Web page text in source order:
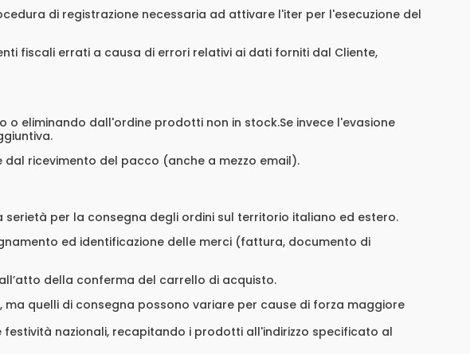
di registrazione necessaria ad attivare l'iter per l'esecuzione del
fiscali errati a causa di errori relativi ai dati forniti dal Cliente,
eliminando dall'ordine prodotti non in stock.Se invece l'evasione
ricevimento del pacco (anche a mezzo email).
per la consegna degli ordini sul territorio italiano ed estero.
ed identificazione delle merci (fattura, documento di
della conferma del carrello di acquisto.
quelli di consegna possono variare per cause di forza maggiore
nazionali, recapitando i prodotti all'indirizzo specificato al